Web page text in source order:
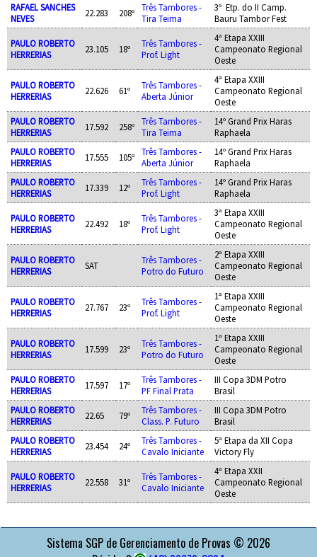
RAFAEL SANCHES
NEVES
22.283 208º
Três Tambores -
Tira Teima
3º Etp. do II Camp.
Bauru Tambor Fest
PAULO ROBERTO
HERRERIAS
23.105 18º
Três Tambores -
Prof. Light
4ª Etapa XXIII
Campeonato Regional
Oeste
PAULO ROBERTO
HERRERIAS
22.626 61º
Três Tambores -
Aberta Júnior
4ª Etapa XXIII
Campeonato Regional
Oeste
PAULO ROBERTO
HERRERIAS
17.592 258º
Três Tambores -
Tira Teima
14º Grand Prix Haras
Raphaela
PAULO ROBERTO
HERRERIAS
17.555 105º
Três Tambores -
Aberta Júnior
14º Grand Prix Haras
Raphaela
PAULO ROBERTO
HERRERIAS
17.339 12º
Três Tambores -
Prof. Light
14º Grand Prix Haras
Raphaela
PAULO ROBERTO
HERRERIAS
22.492 18º
Três Tambores -
Prof. Light
3ª Etapa XXIII
Campeonato Regional
Oeste
PAULO ROBERTO
HERRERIAS
SAT
Três Tambores -
Potro do Futuro
2ª Etapa XXIII
Campeonato Regional
Oeste
PAULO ROBERTO
HERRERIAS
27.767 23º
Três Tambores -
Prof. Light
1ª Etapa XXIII
Campeonato Regional
Oeste
PAULO ROBERTO
HERRERIAS
17.599 23º
Três Tambores -
Potro do Futuro
1ª Etapa XXIII
Campeonato Regional
Oeste
PAULO ROBERTO
HERRERIAS
17.597 17º
Três Tambores -
PF Final Prata
III Copa 3DM Potro
Brasil
PAULO ROBERTO
HERRERIAS
22.65 79º
Três Tambores -
Class. P. Futuro
III Copa 3DM Potro
Brasil
PAULO ROBERTO
HERRERIAS
23.454 24º
Três Tambores -
Cavalo Iniciante
5ª Etapa da XII Copa
Victory Fly
PAULO ROBERTO
HERRERIAS
22.558 31º
Três Tambores -
Cavalo Iniciante
4ª Etapa XXII
Campeonato Regional
Oeste
Sistema SGP de Gerenciamento de Provas © 2026